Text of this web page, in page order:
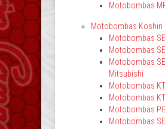
Motobombas
Motobombas Koshin
Motobombas
Motobombas
Motobombas
Mitsubishi
Motobombas
Motobombas
Motobombas
Motobombas